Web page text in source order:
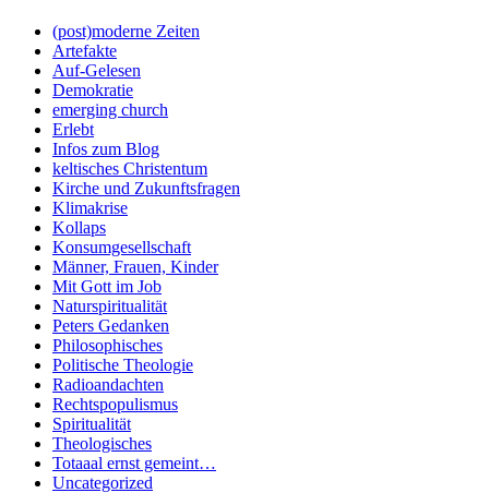
(post)moderne Zeiten
Artefakte
Auf-Gelesen
Demokratie
emerging church
Erlebt
Infos zum Blog
keltisches Christentum
Kirche und Zukunftsfragen
Klimakrise
Kollaps
Konsumgesellschaft
Männer, Frauen, Kinder
Mit Gott im Job
Naturspiritualität
Peters Gedanken
Philosophisches
Politische Theologie
Radioandachten
Rechtspopulismus
Spiritualität
Theologisches
Totaaal ernst gemeint…
Uncategorized